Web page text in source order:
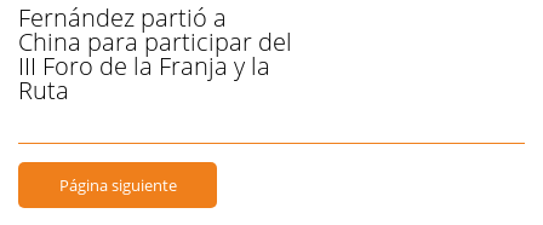
Fernández partió a
China para participar del
III Foro de la Franja y la
Ruta
Página siguiente